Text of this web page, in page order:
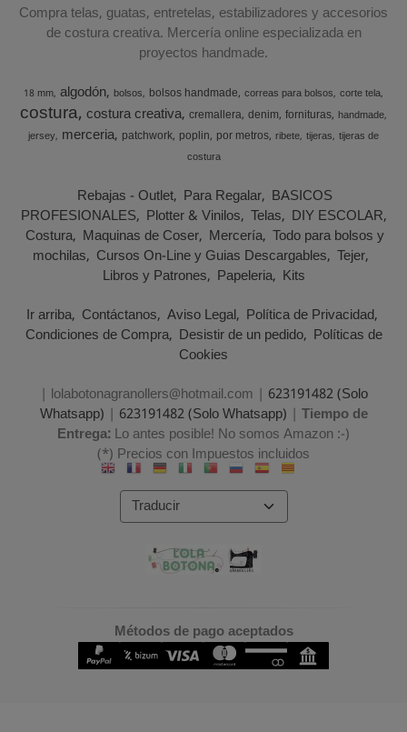
Compra telas, guatas, entretelas, estabilizadores y accesorios
de costura creativa. Mercería online especializada en
proyectos handmade.
18 mm algodón bolsos bolsos handmade correas para bolsos corte tela
costura costura creativa cremallera denim fornituras handmade
jersey merceria patchwork poplin por metros ribete tijeras tijeras de
costura
Rebajas - Outlet Para Regalar BASICOS
PROFESIONALES Plotter & Vinilos Telas DIY ESCOLAR
Costura Maquinas de Coser Mercería Todo para bolsos y
mochilas Cursos On-Line y Guias Descargables Tejer
Libros y Patrones Papeleria Kits
Ir arriba Contáctanos Aviso Legal Política de Privacidad
Condiciones de Compra Desistir de un pedido Políticas de
Cookies
| lolabotonagranollers@hotmail.com | 623191482 (Solo
Whatsapp) | 623191482 (Solo Whatsapp) | Tiempo de
Entrega:Lo antes posible! No somos Amazon :-)
(*) Precios con Impuestos incluidos
Métodos de pago aceptados